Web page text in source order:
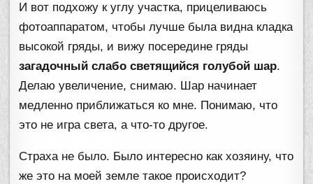
И вот подхожу к углу участка, прицеливаюсь
фотоаппаратом, чтобы лучше была видна кладка
высокой гряды, и вижу посередине гряды
загадочный слабо светящийся голубой шар.
Делаю увеличение, снимаю. Шар начинает
медленно приближаться ко мне. Понимаю, что
это не игра света, а что-то другое.
Страха не было. Было интересно как хозяину, что
же это на моей земле такое происходит?